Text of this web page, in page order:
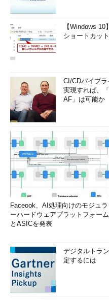
【Windows
ショートカット
CI/CDパイプ
実現すれば、
AF」は可能か
Faceook、AI処理向けのモジュラ
ーハードウェアプラットフォーム
とASICを発表
デジタルトラ
定するには